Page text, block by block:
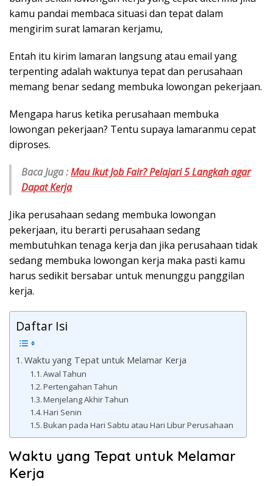
kamu pandai membaca situasi dan tepat dalam
mengirim surat lamaran kerjamu,
Entah itu kirim lamaran langsung atau email yang
terpenting adalah waktunya tepat dan perusahaan
memang benar sedang membuka lowongan pekerjaan.
Mengapa harus ketika perusahaan membuka
lowongan pekerjaan? Tentu supaya lamaranmu cepat
diproses.
Baca Juga :Mau Ikut Job Fair? Pelajari 5 Langkah agar
Dapat Kerja
Jika perusahaan sedang membuka lowongan
pekerjaan, itu berarti perusahaan sedang
membutuhkan tenaga kerja dan jika perusahaan tidak
sedang membuka lowongan kerja maka pasti kamu
harus sedikit bersabar untuk menunggu panggilan
kerja.
Daftar Isi
Waktu yang Tepat untuk Melamar Kerja
Awal Tahun
Pertengahan Tahun
Menjelang Akhir Tahun
Hari Senin
Bukan pada Hari Sabtu atau Hari Libur Perusahaan
Waktu yang Tepat untuk Melamar
Kerja